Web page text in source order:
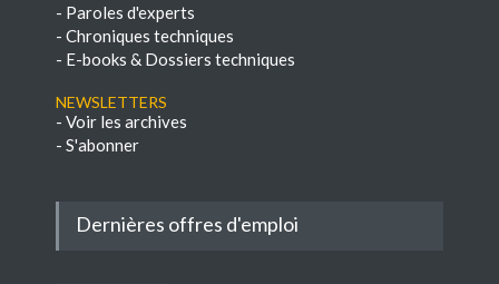
- Paroles d'experts
- Chroniques techniques
- E-books & Dossiers techniques
NEWSLETTERS
- Voir les archives
- S'abonner
Dernières offres d'emploi